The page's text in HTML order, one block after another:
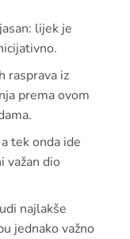
lijek je
rasprava iz
prema ovom
tek onda ide
važan dio
najlakše
jednako važno